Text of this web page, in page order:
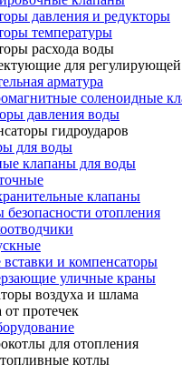
давления и редукторы
температуры
расхода воды
для
арматура
соленоидные
давления воды
гидроударов
для воды
клапаны для воды
клапаны
безопасности отопления
вставки и компенсаторы
уличные краны
воздуха и шлама
протечек
для отопления
котлы